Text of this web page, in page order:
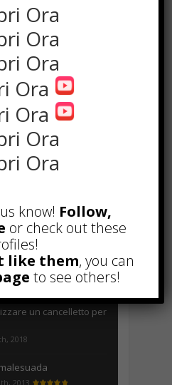
da sapere!
2017
breve e lungo termine,
2018
un cancelletto per
2018
2013
Ora
Ora
Ora
Ora
Ora
Ora
Ora
know! Follow,
or check out these
like them, you can
to see others!